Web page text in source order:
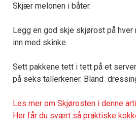
Skjær melonen i båter.
Legg en god skje skjørost på hver
inn med skinke.
Sett pakkene tett i tett på et
på seks tallerkener. Bland
Les mer om Skjørosten i denne
Her får du svært så praktiske